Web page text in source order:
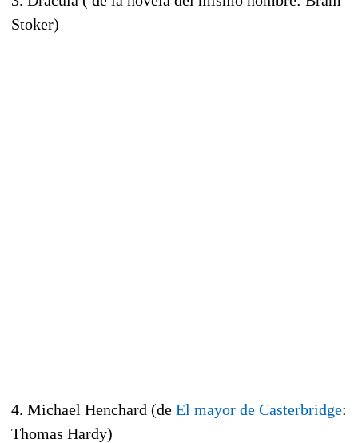
Stoker)
4. Michael Henchard (de El mayor de Casterbridge:
Thomas Hardy)